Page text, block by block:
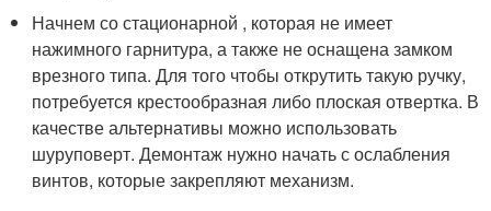
Начнем со стационарной , которая не имеет
нажимного гарнитура, а также не оснащена замком
врезного типа. Для того чтобы открутить такую ручку,
потребуется крестообразная либо плоская отвертка. В
качестве альтернативы можно использовать
шуруповерт. Демонтаж нужно начать с ослабления
винтов, которые закрепляют механизм.